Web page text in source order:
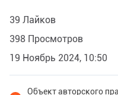
39 Лайков
398 Просмотров
19 Ноябрь 2024, 10:50
Объект авторского